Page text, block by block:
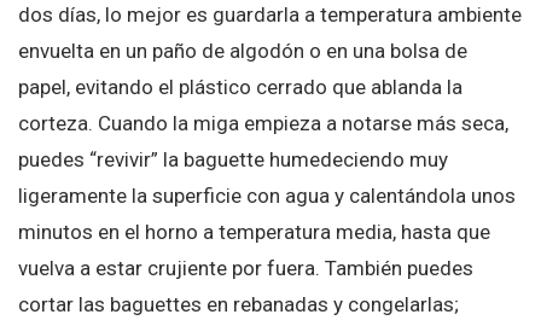
dos días, lo mejor es guardarla a temperatura ambiente
envuelta en un paño de algodón o en una bolsa de
papel, evitando el plástico cerrado que ablanda la
corteza. Cuando la miga empieza a notarse más seca,
puedes “revivir” la baguette humedeciendo muy
ligeramente la superficie con agua y calentándola unos
minutos en el horno a temperatura media, hasta que
vuelva a estar crujiente por fuera. También puedes
cortar las baguettes en rebanadas y congelarlas;